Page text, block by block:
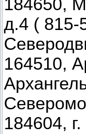
184650,
д.4 ( 815-
164510,
184604,